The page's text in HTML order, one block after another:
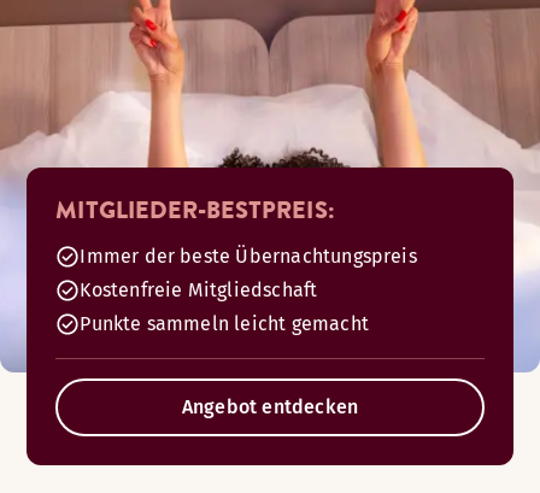
MITGLIEDER-BESTPREIS:
Immer der beste Übernachtungspreis
Kostenfreie Mitgliedschaft
Punkte sammeln leicht gemacht
Angebot entdecken